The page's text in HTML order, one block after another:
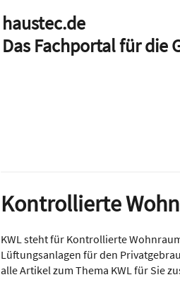
haustec.de
Das Fachportal für die
Kontrollierte
KWL steht für Kontrollierte
Lüftungsanlagen für den
alle Artikel zum Thema KWL für Sie